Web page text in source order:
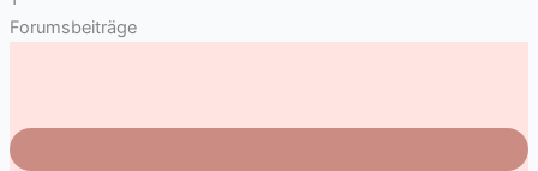
Forumsbeiträge